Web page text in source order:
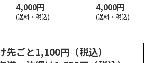
4,000円
(送料・税込)
4,000円
(送料・税込)
先ごと1,100円（税込）